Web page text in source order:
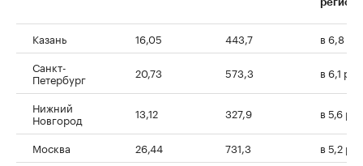
Казань 16,05 443,7
в 6,8 раз
Санкт-
Петербург 20,73 573,3 в 6,1
Нижний
Новгород 13,12 327,9 в 5,6
Москва 26,44 731,3
в 5,2